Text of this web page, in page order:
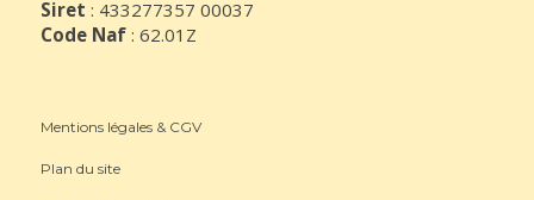
Siret : 433277357 00037
Code Naf : 62.01Z
Mentions légales & CGV
Plan du site